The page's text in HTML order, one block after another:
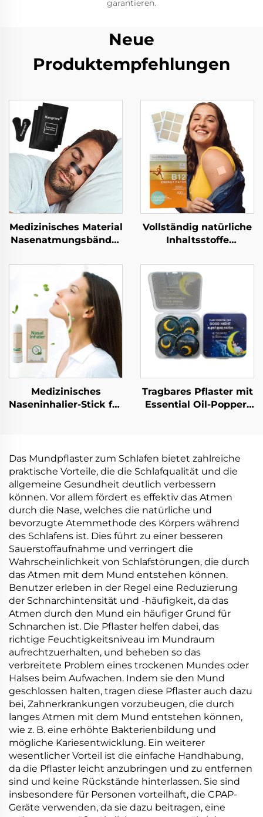
garantieren.
Neue
Produktempfehlungen
Medizinisches Material
Nasenatmungsbänder
starke Haftkraft
Nasenspangen zur
Hustenentlastung
Atmungs-
Nasenbänder
Vollständig natürliche
Inhaltsstoffe
wasserfest & sanft für
die Haut Vitamin-B12-
Patches für einen
besseren Morgen
Medizinisches
Naseninhalier-Stick für
Erfrischungs-Stick
Praktischer
mitgeführter Inhalier-
Tube
Tragbares Pflaster mit
Essential Oil-Popper-
fernzuhalten
Das Mundpflaster zum Schlafen bietet zahlreiche
praktische Vorteile, die die Schlafqualität und die
allgemeine Gesundheit deutlich verbessern
können. Vor allem fördert es effektiv das Atmen
durch die Nase, welches die natürliche und
bevorzugte Atemmethode des Körpers während
des Schlafens ist. Dies führt zu einer besseren
Sauerstoffaufnahme und verringert die
Wahrscheinlichkeit von Schlafstörungen, die durch
das Atmen mit dem Mund entstehen können.
Benutzer erleben in der Regel eine Reduzierung
der Schnarchintensität und -häufigkeit, da das
Atmen durch den Mund ein häufiger Grund für
Schnarchen ist. Die Pflaster helfen dabei, das
richtige Feuchtigkeitsniveau im Mundraum
aufrechtzuerhalten, und beheben so das
verbreitete Problem eines trockenen Mundes oder
Halses beim Aufwachen. Indem sie den Mund
geschlossen halten, tragen diese Pflaster auch dazu
bei, Zahnerkrankungen vorzubeugen, die durch
langes Atmen mit dem Mund entstehen können,
wie z. B. eine erhöhte Bakterienbildung und
mögliche Kariesentwicklung. Ein weiterer
wesentlicher Vorteil ist die einfache Handhabung,
da die Pflaster leicht anzubringen und zu entfernen
sind und keine Rückstände hinterlassen. Sie sind
insbesondere für Personen vorteilhaft, die CPAP-
Geräte verwenden, da sie dazu beitragen, eine